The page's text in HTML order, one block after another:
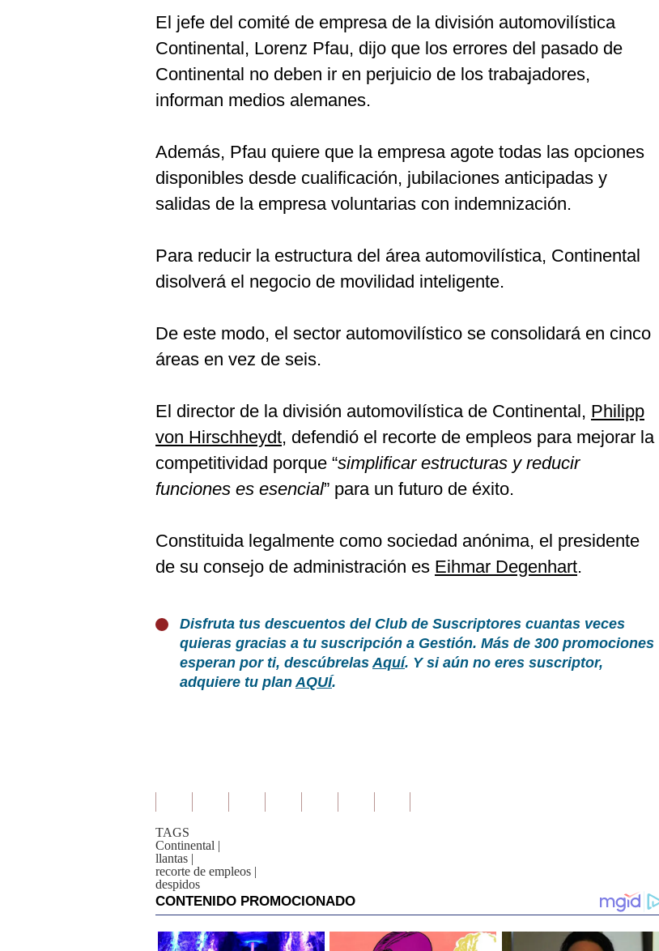
El jefe del comité de empresa de la división automovilística
Continental, Lorenz Pfau, dijo que los errores del pasado de
Continental no deben ir en perjuicio de los trabajadores,
informan medios alemanes.
Además, Pfau quiere que la empresa agote todas las opciones
disponibles desde cualificación, jubilaciones anticipadas y
salidas de la empresa voluntarias con indemnización.
Para reducir la estructura del área automovilística, Continental
disolverá el negocio de movilidad inteligente.
De este modo, el sector automovilístico se consolidará en cinco
áreas en vez de seis.
El director de la división automovilística de Continental, Philipp
von Hirschheydt, defendió el recorte de empleos para mejorar la
competitividad porque “simplificar estructuras y reducir
funciones es esencial” para un futuro de éxito.
Constituida legalmente como sociedad anónima, el presidente
de su consejo de administración es Eihmar Degenhart.
Disfruta tus descuentos del Club de Suscriptores cuantas veces
quieras gracias a tu suscripción a Gestión. Más de 300 promociones
esperan por ti, descúbrelasAquí. Y si aún no eres suscriptor,
adquiere tu planAQUÍ.
TAGS
Continental |
llantas |
recorte de empleos |
despidos